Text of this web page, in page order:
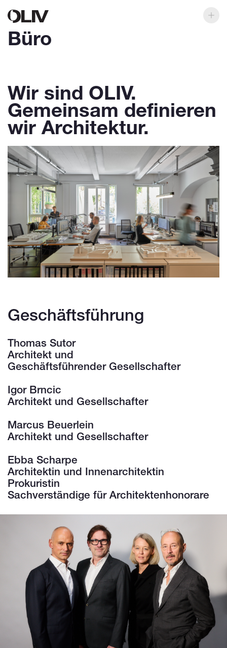
Büro
Wir sind OLIV.
Gemeinsam definieren
wir Architektur.
Geschäftsführung
Thomas Sutor
Architekt und
Geschäftsführender Gesellschafter
Igor Brncic
Architekt und Gesellschafter
Marcus Beuerlein
Architekt und Gesellschafter
Ebba Scharpe
Architektin und Innenarchitektin
Prokuristin
Sachverständige für Architektenhonorare